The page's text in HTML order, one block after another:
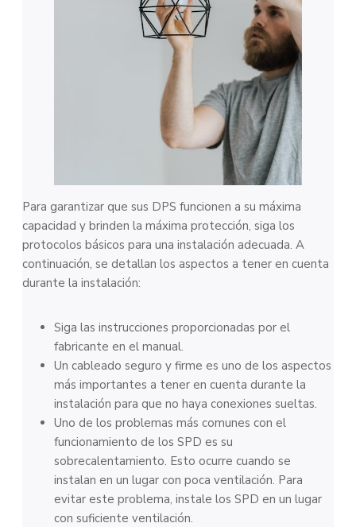
Para garantizar que sus DPS funcionen a su máxima
capacidad y brinden la máxima protección, siga los
protocolos básicos para una instalación adecuada. A
continuación, se detallan los aspectos a tener en cuenta
durante la instalación:
Siga las instrucciones proporcionadas por el
fabricante en el manual.
Un cableado seguro y firme es uno de los aspectos
más importantes a tener en cuenta durante la
instalación para que no haya conexiones sueltas.
Uno de los problemas más comunes con el
funcionamiento de los SPD es su
sobrecalentamiento. Esto ocurre cuando se
instalan en un lugar con poca ventilación. Para
evitar este problema, instale los SPD en un lugar
con suficiente ventilación.